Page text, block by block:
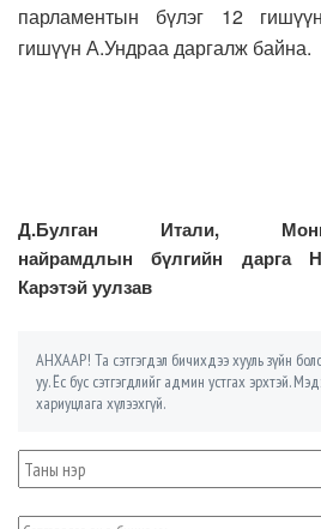
парламентын бүлэг 12
гишүүн А.Ундраа даргалж байна.
Д.Булган Итали,
найрамдлын бүлгийн дарга
Карэтэй уулзав
АНХААР! Та сэтгэгдэл бичихдээ хууль зүйн
уу. Ёс бус сэтгэгдлийг админ устгах эрхтэй.
хариуцлага хүлээхгүй.